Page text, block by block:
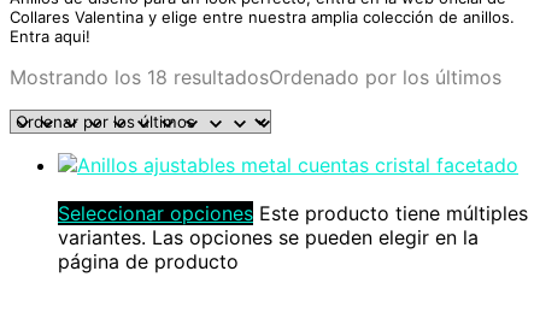
Collares Valentina y elige entre nuestra amplia colección de anillos.
Entra aqui!
Mostrando los 18 resultadosOrdenado por los últimos
Seleccionar opciones Este producto tiene múltiples
variantes. Las opciones se pueden elegir en la
página de producto